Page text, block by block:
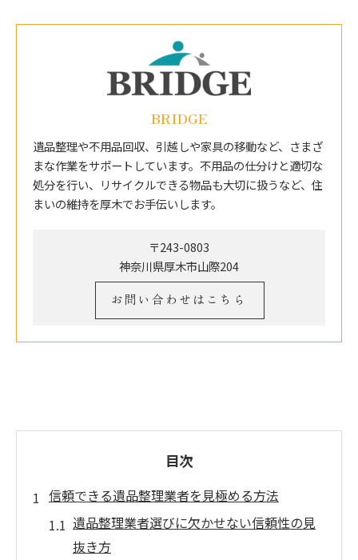
BRIDGE
遺品整理や不用品回収、引越しや家具の移動など、さまざ
まな作業をサポートしています。不用品の仕分けと適切な
処分を行い、リサイクルできる物品も大切に扱うなど、住
まいの維持を厚木でお手伝いします。
〒243-0803
神奈川県厚木市山際204
お問い合わせはこちら
目次
信頼できる遺品整理業者を見極める方法
遺品整理業者選びに欠かせない信頼性の見
抜き方